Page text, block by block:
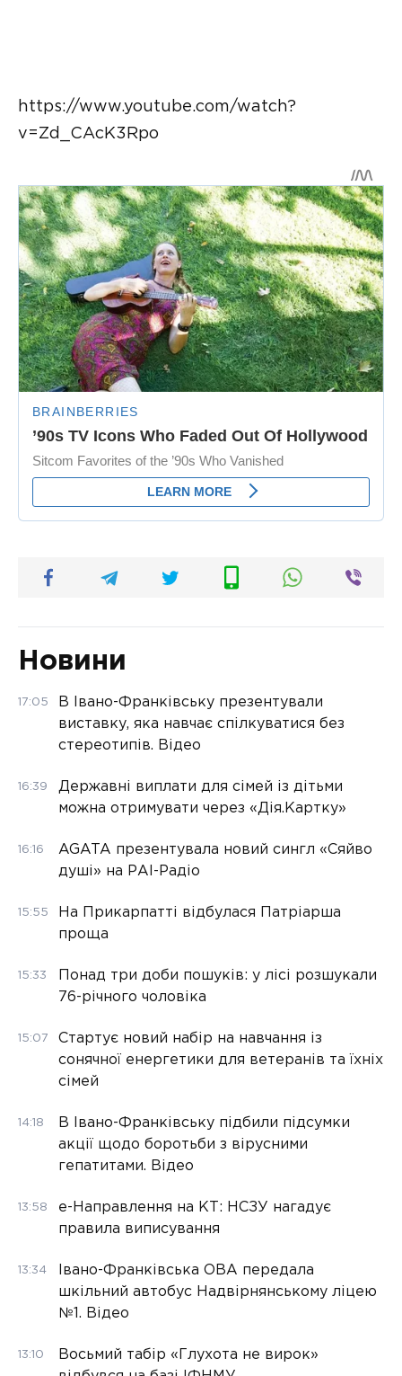
https://www.youtube.com/watch?
v=Zd_CAcK3Rpo
Новини
17:05
В Івано-Франківську презентували
виставку, яка навчає спілкуватися без
стереотипів. Відео
16:39
Державні виплати для сімей із дітьми
можна отримувати через «Дія.Картку»
16:16
AGATA презентувала новий сингл «Сяйво
душі» на РАІ-Радіо
15:55
На Прикарпатті відбулася Патріарша
проща
15:33
Понад три доби пошуків: у лісі розшукали
76-річного чоловіка
15:07
Стартує новий набір на навчання із
сонячної енергетики для ветеранів та їхніх
сімей
14:18
В Івано-Франківську підбили підсумки
акції щодо боротьби з вірусними
гепатитами. Відео
13:58
е-Направлення на КТ: НСЗУ нагадує
правила виписування
13:34
Івано-Франківська ОВА передала
шкільний автобус Надвірнянському ліцею
№1. Відео
13:10
Восьмий табір «Глухота не вирок»